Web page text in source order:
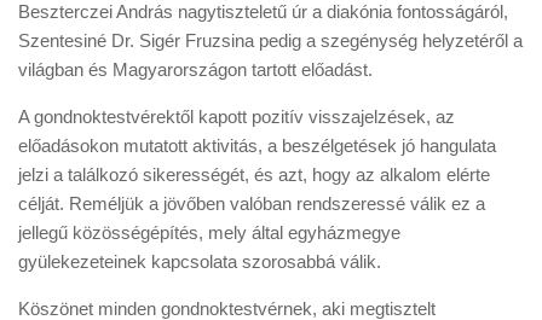
Beszterczei András nagytiszteletű úr a diakónia fontosságáról,
Szentesiné Dr. Sigér Fruzsina pedig a szegénység helyzetéről a
világban és Magyarországon tartott előadást.
A gondnoktestvérektől kapott pozitív visszajelzések, az
előadásokon mutatott aktivitás, a beszélgetések jó hangulata
jelzi a találkozó sikerességét, és azt, hogy az alkalom elérte
célját. Reméljük a jövőben valóban rendszeressé válik ez a
jellegű közösségépítés, mely által egyházmegye
gyülekezeteinek kapcsolata szorosabbá válik.
Köszönet minden gondnoktestvérnek, aki megtisztelt